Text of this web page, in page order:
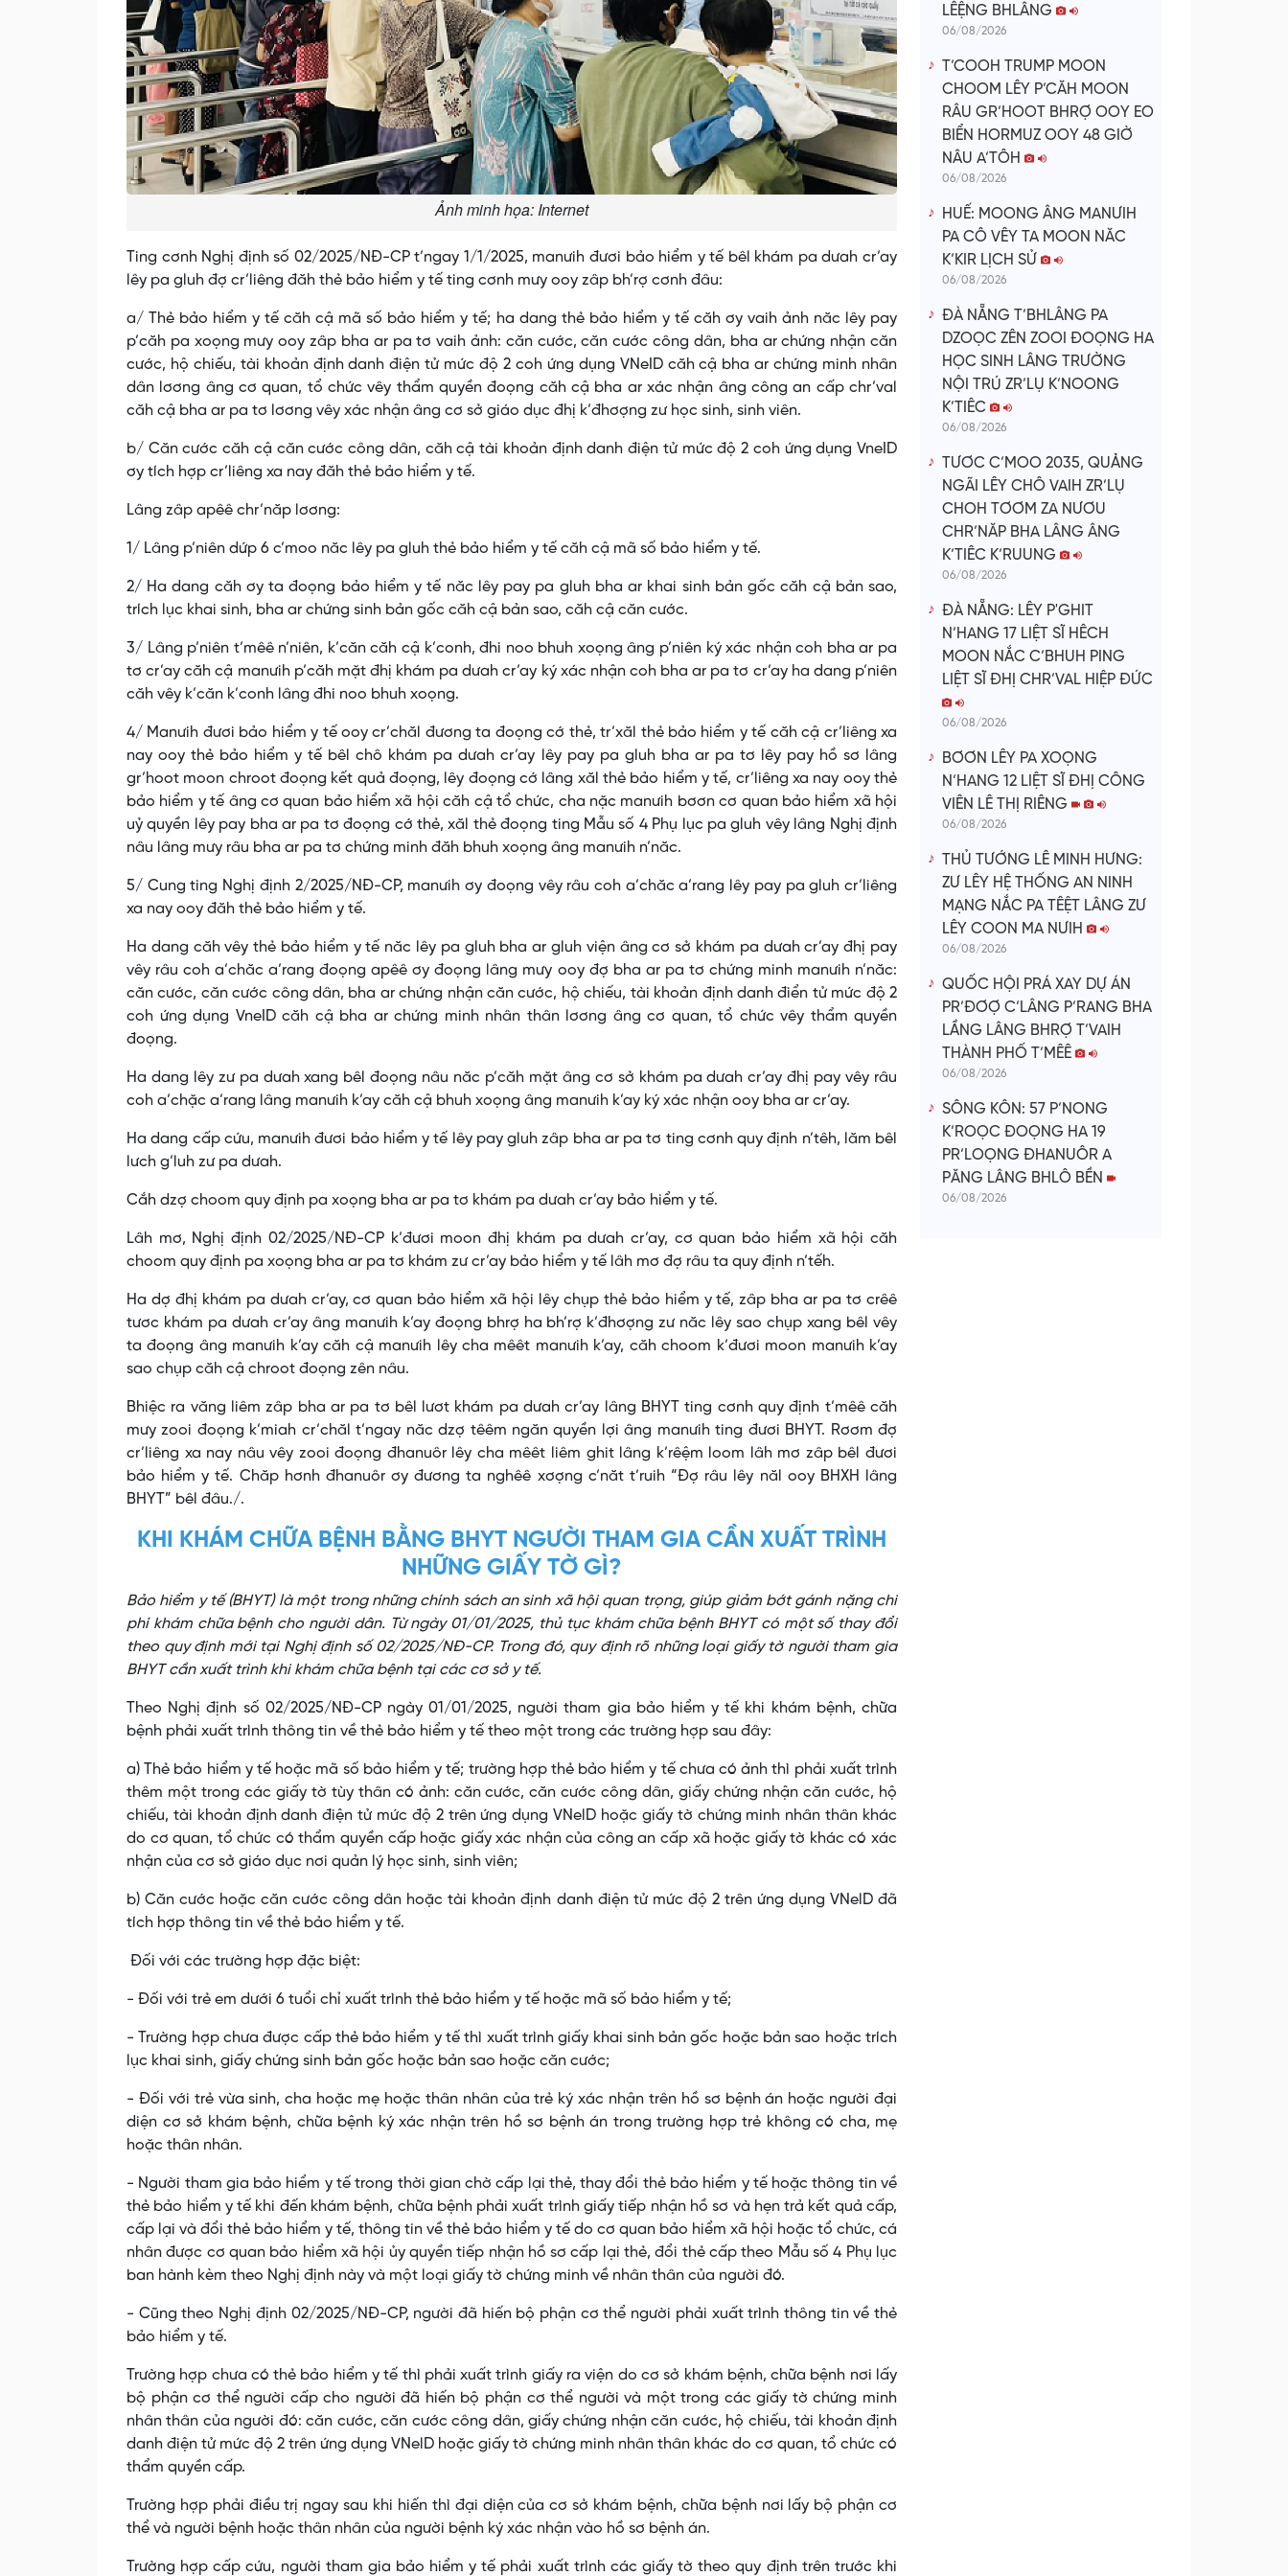
Ảnh minh họa: Internet
Ting cơnh Nghị định số 02/2025/NĐ-CP t’ngay 1/1/2025, manưih đươi bảo hiểm y tế bêl khám pa dưah cr’ay
lêy pa gluh đợ cr’liêng đăh thẻ bảo hiểm y tế ting cơnh mưy ooy zâp bh’rợ cơnh đâu:
a/ Thẻ bảo hiểm y tế căh cậ mã số bảo hiểm y tế; ha dang thẻ bảo hiểm y tế căh ơy vaih ảnh năc lêy pay
p’căh pa xoọng mưy ooy zâp bha ar pa tơ vaih ảnh: căn cước, căn cước công dân, bha ar chứng nhận căn
cước, hộ chiếu, tài khoản định danh điện tử mức độ 2 coh ứng dụng VNeID căh cậ bha ar chứng minh nhân
dân lơơng âng cơ quan, tổ chức vêy thẩm quyền đoọng căh cậ bha ar xác nhận âng công an cấp chr’val
căh cậ bha ar pa tơ lơơng vêy xác nhận âng cơ sở giáo dục đhị k’đhơợng zư học sinh, sinh viên.
b/ Căn cước căh cậ căn cước công dân, căh cậ tài khoản định danh điện tử mức độ 2 coh ứng dụng VneID
ơy tích hợp cr’liêng xa nay đăh thẻ bảo hiểm y tế.
Lâng zâp apêê chr’năp lơơng:
1/ Lâng p’niên dứp 6 c’moo năc lêy pa gluh thẻ bảo hiểm y tế căh cậ mã số bảo hiểm y tế.
2/ Ha dang căh ơy ta đoọng bảo hiểm y tế năc lêy pay pa gluh bha ar khai sinh bản gốc căh cậ bản sao,
trích lục khai sinh, bha ar chứng sinh bản gốc căh cậ bản sao, căh cậ căn cước.
3/ Lâng p’niên t’mêê n’niên, k’căn căh cậ k’conh, đhi noo bhuh xoọng âng p’niên ký xác nhận coh bha ar pa
tơ cr’ay căh cậ manưih p’căh mặt đhị khám pa dưah cr’ay ký xác nhận coh bha ar pa tơ cr’ay ha dang p’niên
căh vêy k’căn k’conh lâng đhi noo bhuh xoọng.
4/ Manưih đươi bảo hiểm y tế ooy cr’chăl đương ta đoọng cớ thẻ, tr’xăl thẻ bảo hiểm y tế căh cậ cr’liêng xa
nay ooy thẻ bảo hiểm y tế bêl chô khám pa dưah cr’ay lêy pay pa gluh bha ar pa tơ lêy pay hồ sơ lâng
gr’hoot moon chroot đoọng kết quả đoọng, lêy đoọng cớ lâng xăl thẻ bảo hiểm y tế, cr’liêng xa nay ooy thẻ
bảo hiểm y tế âng cơ quan bảo hiểm xã hội căh cậ tổ chức, cha nặc manưih bơơn cơ quan bảo hiểm xã hội
uỷ quyền lêy pay bha ar pa tơ đoọng cớ thẻ, xăl thẻ đoọng ting Mẫu số 4 Phụ lục pa gluh vêy lâng Nghị định
nâu lâng mưy râu bha ar pa tơ chứng minh đăh bhuh xoọng âng manưih n’năc.
5/ Cung ting Nghị định 2/2025/NĐ-CP, manưih ơy đoọng vêy râu coh a’chăc a’rang lêy pay pa gluh cr’liêng
xa nay ooy đăh thẻ bảo hiểm y tế.
Ha dang căh vêy thẻ bảo hiểm y tế năc lêy pa gluh bha ar gluh viện âng cơ sở khám pa dưah cr’ay đhị pay
vêy râu coh a’chăc a’rang đoọng apêê ơy đoọng lâng mưy ooy đợ bha ar pa tơ chứng minh manưih n’năc:
căn cước, căn cước công dân, bha ar chứng nhận căn cước, hộ chiếu, tài khoản định danh điển tử mức độ 2
coh ứng dụng VneID căh cậ bha ar chứng minh nhân thân lơơng âng cơ quan, tổ chức vêy thẩm quyền
đoọng.
Ha dang lêy zư pa dưah xang bêl đoọng nâu năc p’căh mặt âng cơ sở khám pa dưah cr’ay đhị pay vêy râu
coh a’chặc a’rang lâng manưih k’ay căh cậ bhuh xoọng âng manưih k’ay ký xác nhận ooy bha ar cr’ay.
Ha dang cấp cứu, manưih đươi bảo hiểm y tế lêy pay gluh zâp bha ar pa tơ ting cơnh quy định n’têh, lăm bêl
lưch g’luh zư pa dưah.
Cắh dzợ choom quy định pa xoọng bha ar pa tơ khám pa dưah cr’ay bảo hiểm y tế.
Lâh mơ, Nghị định 02/2025/NĐ-CP k’đươi moon đhị khám pa dưah cr’ay, cơ quan bảo hiểm xã hội căh
choom quy định pa xoọng bha ar pa tơ khám zư cr’ay bảo hiểm y tế lâh mơ đợ râu ta quy định n’tếh.
Ha dợ đhị khám pa dưah cr’ay, cơ quan bảo hiểm xã hội lêy chụp thẻ bảo hiểm y tế, zâp bha ar pa tơ crêê
tươc khám pa dưah cr’ay âng manưih k’ay đoọng bhrợ ha bh’rợ k’đhơợng zư năc lêy sao chụp xang bêl vêy
ta đoọng âng manưih k’ay căh cậ manưih lêy cha mêêt manưih k’ay, căh choom k’đươi moon manưih k’ay
sao chụp căh cậ chroot đoọng zên nâu.
Bhiệc ra văng liêm zâp bha ar pa tơ bêl lươt khám pa dưah cr’ay lâng BHYT ting cơnh quy định t’mêê căh
mưy zooi đoọng k’miah cr’chăl t’ngay năc dzợ têêm ngăn quyền lợi âng manưih ting đươi BHYT. Rơơm đợ
cr’liêng xa nay nâu vêy zooi đoọng đhanuôr lêy cha mêêt liêm ghit lâng k’rêệm loom lâh mơ zâp bêl đươi
bảo hiểm y tế. Chăp hơnh đhanuôr ơy đương ta nghêê xơợng c’năt t’ruih “Đợ râu lêy năl ooy BHXH lâng
BHYT” bêl đâu./.
KHI KHÁM CHỮA BỆNH BẰNG BHYT NGƯỜI THAM GIA CẦN XUẤT TRÌNH
NHỮNG GIẤY TỜ GÌ?
Bảo hiểm y tế (BHYT) là một trong những chính sách an sinh xã hội quan trọng, giúp giảm bớt gánh nặng chi
phí khám chữa bệnh cho người dân. Từ ngày 01/01/2025, thủ tục khám chữa bệnh BHYT có một số thay đổi
theo quy định mới tại Nghị định số 02/2025/NĐ-CP. Trong đó, quy định rõ những loại giấy tờ người tham gia
BHYT cần xuất trình khi khám chữa bệnh tại các cơ sở y tế.
Theo Nghị định số 02/2025/NĐ-CP ngày 01/01/2025, người tham gia bảo hiểm y tế khi khám bệnh, chữa
bệnh phải xuất trình thông tin về thẻ bảo hiểm y tế theo một trong các trường hợp sau đây:
a) Thẻ bảo hiểm y tế hoặc mã số bảo hiểm y tế; trường hợp thẻ bảo hiểm y tế chưa có ảnh thì phải xuất trình
thêm một trong các giấy tờ tùy thân có ảnh: căn cước, căn cước công dân, giấy chứng nhận căn cước, hộ
chiếu, tài khoản định danh điện tử mức độ 2 trên ứng dụng VNelD hoặc giấy tờ chứng minh nhân thân khác
do cơ quan, tổ chức có thẩm quyền cấp hoặc giấy xác nhận của công an cấp xã hoặc giấy tờ khác có xác
nhận của cơ sở giáo dục nơi quản lý học sinh, sinh viên;
b) Căn cước hoặc căn cước công dân hoặc tài khoản định danh điện tử mức độ 2 trên ứng dụng VNelD đã
tích hợp thông tin về thẻ bảo hiểm y tế.
Đối với các trường hợp đặc biệt:
- Đối với trẻ em dưới 6 tuổi chỉ xuất trình thẻ bảo hiểm y tế hoặc mã số bảo hiểm y tế;
- Trường hợp chưa được cấp thẻ bảo hiểm y tế thì xuất trình giấy khai sinh bản gốc hoặc bản sao hoặc trích
lục khai sinh, giấy chứng sinh bản gốc hoặc bản sao hoặc căn cước;
- Đối với trẻ vừa sinh, cha hoặc mẹ hoặc thân nhân của trẻ ký xác nhận trên hồ sơ bệnh án hoặc người đại
diện cơ sở khám bệnh, chữa bệnh ký xác nhận trên hồ sơ bệnh án trong trường hợp trẻ không có cha, mẹ
hoặc thân nhân.
- Người tham gia bảo hiểm y tế trong thời gian chờ cấp lại thẻ, thay đổi thẻ bảo hiểm y tế hoặc thông tin về
thẻ bảo hiểm y tế khi đến khám bệnh, chữa bệnh phải xuất trình giấy tiếp nhận hồ sơ và hẹn trả kết quả cấp,
cấp lại và đổi thẻ bảo hiểm y tế, thông tin về thẻ bảo hiểm y tế do cơ quan bảo hiểm xã hội hoặc tổ chức, cá
nhân được cơ quan bảo hiểm xã hội ủy quyền tiếp nhận hồ sơ cấp lại thẻ, đổi thẻ cấp theo Mẫu số 4 Phụ lục
ban hành kèm theo Nghị định này và một loại giấy tờ chứng minh về nhân thân của người đó.
- Cũng theo Nghị định 02/2025/NĐ-CP, người đã hiến bộ phận cơ thể người phải xuất trình thông tin về thẻ
bảo hiểm y tế.
Trường hợp chưa có thẻ bảo hiểm y tế thì phải xuất trình giấy ra viện do cơ sở khám bệnh, chữa bệnh nơi lấy
bộ phận cơ thể người cấp cho người đã hiến bộ phận cơ thể người và một trong các giấy tờ chứng minh
nhân thân của người đó: căn cước, căn cước công dân, giấy chứng nhận căn cước, hộ chiếu, tài khoản định
danh điện tử mức độ 2 trên ứng dụng VNelD hoặc giấy tờ chứng minh nhân thân khác do cơ quan, tổ chức có
thẩm quyền cấp.
Trường hợp phải điều trị ngay sau khi hiến thì đại diện của cơ sở khám bệnh, chữa bệnh nơi lấy bộ phận cơ
thể và người bệnh hoặc thân nhân của người bệnh ký xác nhận vào hồ sơ bệnh án.
Trường hợp cấp cứu, người tham gia bảo hiểm y tế phải xuất trình các giấy tờ theo quy định trên trước khi
LÊỆNG BHLÂNG
06/08/2026
T’COOH TRUMP MOON
CHOOM LÊY P’CĂH MOON
RÂU GR’HOOT BHRỢ OOY EO
BIỂN HORMUZ OOY 48 GIỜ
NÂU A’TÔH
06/08/2026
HUẾ: MOONG ÂNG MANƯIH
PA CÔ VÊY TA MOON NĂC
K’KIR LỊCH SỬ
06/08/2026
ĐÀ NẴNG T’BHLÂNG PA
DZOỌC ZÊN ZOOI ĐOỌNG HA
HỌC SINH LÂNG TRƯỜNG
NỘI TRÚ ZR’LỤ K’NOONG
K’TIÊC
06/08/2026
TƯƠC C’MOO 2035, QUẢNG
NGÃI LÊY CHÔ VAIH ZR’LỤ
CHOH TƠƠM ZA NƯƠU
CHR’NĂP BHA LÂNG ÂNG
K’TIÊC K’RUUNG
06/08/2026
ĐÀ NẴNG: LÊY P'GHIT
N’HANG 17 LIỆT SĨ HÊCH
MOON NẮC C’BHUH PING
LIỆT SĨ ĐHỊ CHR’VAL HIỆP ĐỨC
06/08/2026
BƠƠN LÊY PA XOỌNG
N’HANG 12 LIỆT SĨ ĐHỊ CÔNG
VIÊN LÊ THỊ RIÊNG
06/08/2026
THỦ TƯỚNG LÊ MINH HƯNG:
ZƯ LÊY HỆ THỐNG AN NINH
MẠNG NẮC PA TÊỆT LÂNG ZƯ
LÊY COON MA NƯIH
06/08/2026
QUỐC HỘI PRÁ XAY DỰ ÁN
PR’ĐƠỢ C’LÂNG P’RANG BHA
LẦNG LÂNG BHRỢ T’VAIH
THÀNH PHỐ T’MÊÊ
06/08/2026
SÔNG KÔN: 57 P’NONG
K’ROỌC ĐOỌNG HA 19
PR’LOỌNG ĐHANUÔR A
PĂNG LÂNG BHLÔ BỀN
06/08/2026